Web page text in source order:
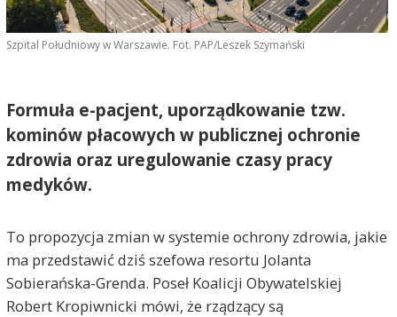
Szpital Południowy w Warszawie. Fot. PAP/Leszek Szymański
Formuła e-pacjent, uporządkowanie tzw.
kominów płacowych w publicznej ochronie
zdrowia oraz uregulowanie czasy pracy
medyków.
To propozycja zmian w systemie ochrony zdrowia, jakie
ma przedstawić dziś szefowa resortu Jolanta
Sobierańska-Grenda. Poseł Koalicji Obywatelskiej
Robert Kropiwnicki mówi, że rządzący są